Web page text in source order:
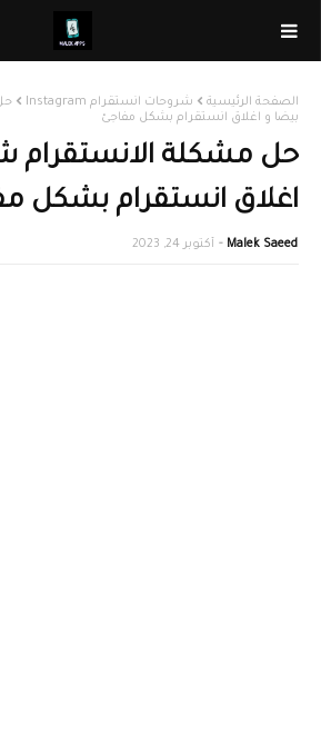
الصفحة الرئيسية شروحات انستقرام Instagram
بيضا و اغلاق انستقرام بشكل مفاجئ
حل مشكلة الانستقرام
اغلاق انستقرام بشكل
Malek Saeed أكتوبر 24, 2023